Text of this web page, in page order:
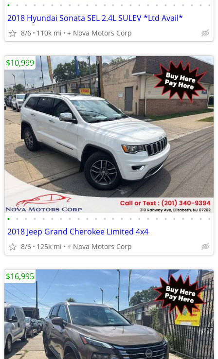
• • • • • • • • • • • • • • • • • • • • • • • •
2018 Hyundai Sonata SEL 2.4L SULEV *Ltd Avail*
8/6 110k mi + Nova Motors Corp
• • • • • • • • • • • • • • • • • • • • • • • •
2018 Jeep Grand Cherokee Limited 4x4
8/6 125k mi + Nova Motors Corp
$10,999
$16,995